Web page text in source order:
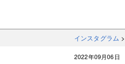
インスタグラム >
2022年09月06日